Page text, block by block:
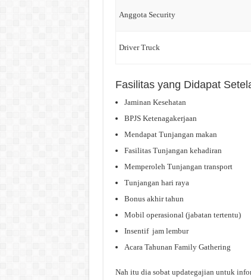
Anggota Security
Driver Truck
Fasilitas yang Didapat
Jaminan Kesehatan
BPJS Ketenagakerjaan
Mendapat Tunjangan makan
Fasilitas Tunjangan kehadiran
Memperoleh Tunjangan transport
Tunjangan hari raya
Bonus akhir tahun
Mobil operasional (jabatan tertentu)
Insentif jam lembur
Acara Tahunan Family Gathering
Nah itu dia sobat updategajian untuk